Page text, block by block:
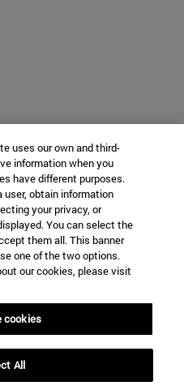
uses our own and third-
information when you
have different purposes.
user, obtain information
your privacy, or
You can select the
them all. This banner
one of the two options.
our cookies, please visit
cookies
All